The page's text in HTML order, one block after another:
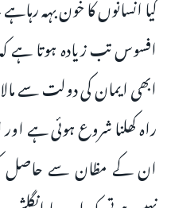
افسوس تب زیادہ ہوتا
ابھی ایمان کی دولت سے
راہ کھلنا شروع ہوئی ہے
ان کے مظان سے حاصل